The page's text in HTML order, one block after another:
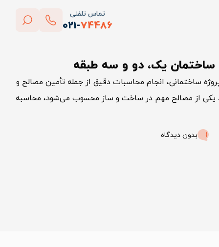
تماس تلفنی
021-74486
پاک کردن
ساختمان یک، دو و سه طبقه
ساختمانی، انجام محاسبات دقیق از جمله تأمین مصالح و
یکی از مصالح مهم در ساخت و ساز محسوب می‌شود، محاسبه
بدون دیدگاه